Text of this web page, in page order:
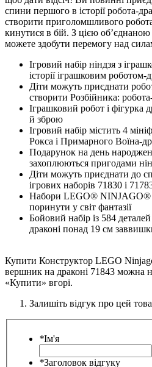
спини першого в історії робота-
створити приголомшливого
кинутися в бій. З цією
можете здобути перемогу над
Ігровий набір ніндзя з
історії іграшковим
Діти можуть приєднати
створити Розбійника:
Іграшковий робот і фігурка
й зброю
Ігровий набір містить 4
Рокса і Примарного Воїна-
Подарунок на день
захоплюються пригодами
Діти можуть приєднати до
ігрових наборів 71830 і
Набори LEGO® NINJAGO®
поринути у світ фантазії
Бойовий набір із 584
драконі понад 19 см
Купити Конструктор LEGO
вершник на драконі 71843 можна
«Купити» вгорі.
Залишіть відгук про цей
*Ім'я
*Заголовок відгуку